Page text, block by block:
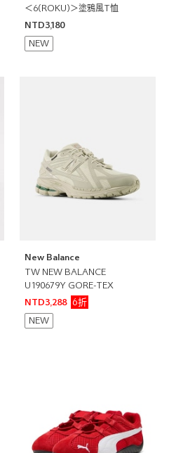
＜6(ROKU)＞塗鴉風T恤
NTD3,180
NEW
New Balance
TW NEW BALANCE
U190679Y GORE-TEX
NTD3,288
6折
NEW